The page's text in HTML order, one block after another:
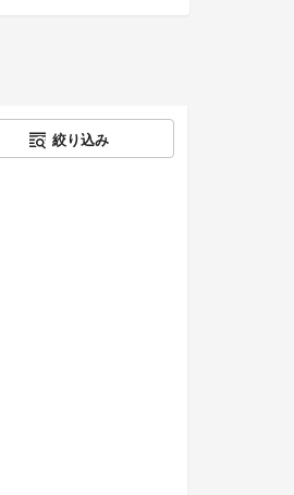
絞り込み